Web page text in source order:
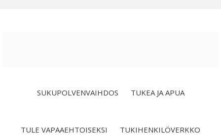
SUKUPOLVENVAIHDOS TUKEA JA APUA
TULE VAPAAEHTOISEKSI TUKIHENKILÖVERKKO